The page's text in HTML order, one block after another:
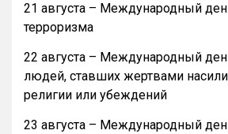
21 августа – Международный
терроризма
22 августа – Международный
людей, ставших жертвами
религии или убеждений
23 августа – Международный